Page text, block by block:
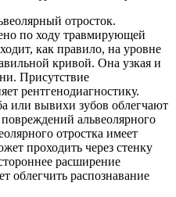
отросток.
по ходу травмирующей
как правило, на уровне
кривой. Она узкая и
Присутствие
рентгенодиагностику.
или вывихи зубов облегчают
альвеолярного
отростка имеет
проходить через стенку
расширение
облегчить распознавание